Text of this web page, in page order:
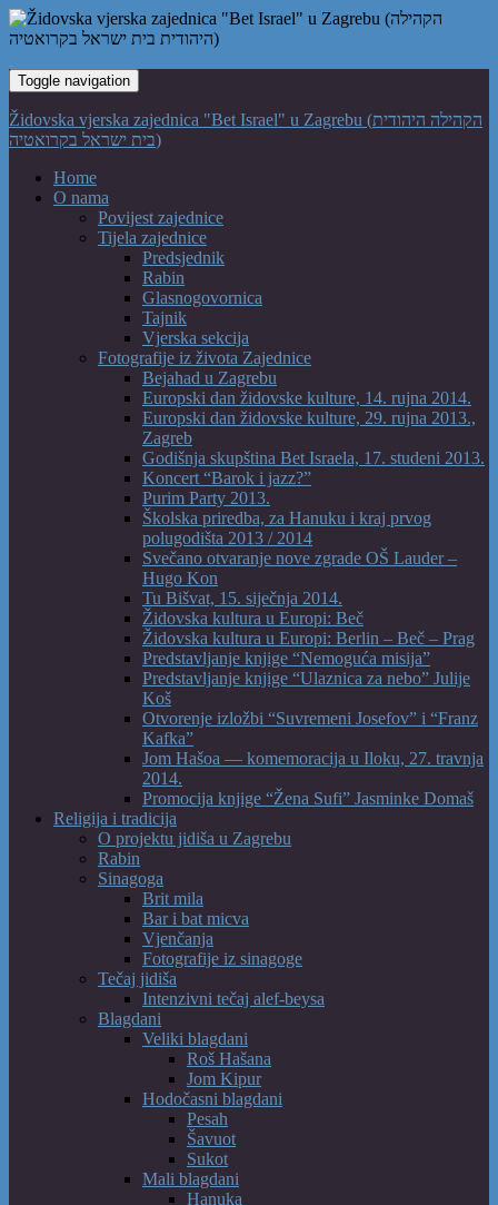
Toggle navigation
Židovska vjerska zajednica "Bet Israel" u Zagrebu (הקהילה היהודית
בית ישראל בקרואטיה)
Home
O nama
Povijest zajednice
Tijela zajednice
Predsjednik
Rabin
Glasnogovornica
Tajnik
Vjerska sekcija
Fotografije iz života Zajednice
Bejahad u Zagrebu
Europski dan židovske kulture, 14. rujna 2014.
Europski dan židovske kulture, 29. rujna 2013.,
Zagreb
Godišnja skupština Bet Israela, 17. studeni 2013.
Koncert “Barok i jazz?”
Purim Party 2013.
Školska priredba, za Hanuku i kraj prvog
polugodišta 2013 / 2014
Svečano otvaranje nove zgrade OŠ Lauder –
Hugo Kon
Tu Bišvat, 15. siječnja 2014.
Židovska kultura u Europi: Beč
Židovska kultura u Europi: Berlin – Beč – Prag
Predstavljanje knjige “Nemoguća misija”
Predstavljanje knjige “Ulaznica za nebo” Julije
Koš
Otvorenje izložbi “Suvremeni Josefov” i “Franz
Kafka”
Jom Hašoa — komemoracija u Iloku, 27. travnja
2014.
Promocija knjige “Žena Sufi” Jasminke Domaš
Religija i tradicija
O projektu jidiša u Zagrebu
Rabin
Sinagoga
Brit mila
Bar i bat micva
Vjenčanja
Fotografije iz sinagoge
Tečaj jidiša
Intenzivni tečaj alef-beysa
Blagdani
Veliki blagdani
Roš Hašana
Jom Kipur
Hodočasni blagdani
Pesah
Šavuot
Sukot
Mali blagdani
Hanuka